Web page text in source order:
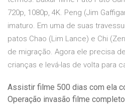
720p, 1080p, 4K. Peng (Jim
imaturo. Em uma de suas
patos Chao (Lim Lance) e Chi
de migração. Agora ele precisa
crianças e levá-las de volta para
Assistir filme 500 dias com ela
Operação invasão filme